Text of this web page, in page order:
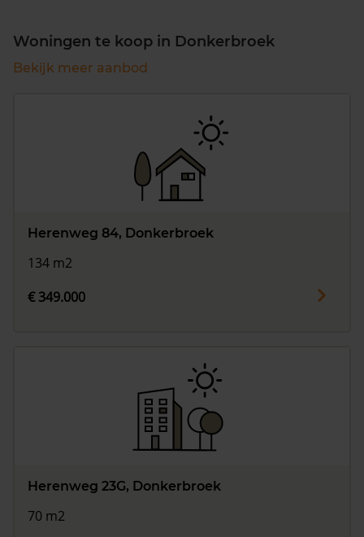
Woningen te koop in Donkerbroek
Bekijk meer aanbod
Herenweg 84, Donkerbroek
134 m2
€ 349.000
Herenweg 23G, Donkerbroek
70 m2